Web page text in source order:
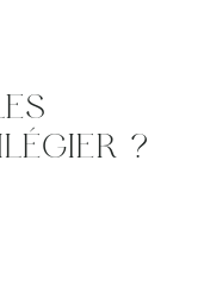
?